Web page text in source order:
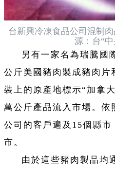
台新興冷凍食品公司混制
源：台“中
另有一家名為瑞騰國
公斤美國豬肉製成豬肉片
裝上的原產地標示“加拿
萬公斤產品流入市場。依
公司的客戶遍及15個縣市
市。
由於這些豬肉製品均